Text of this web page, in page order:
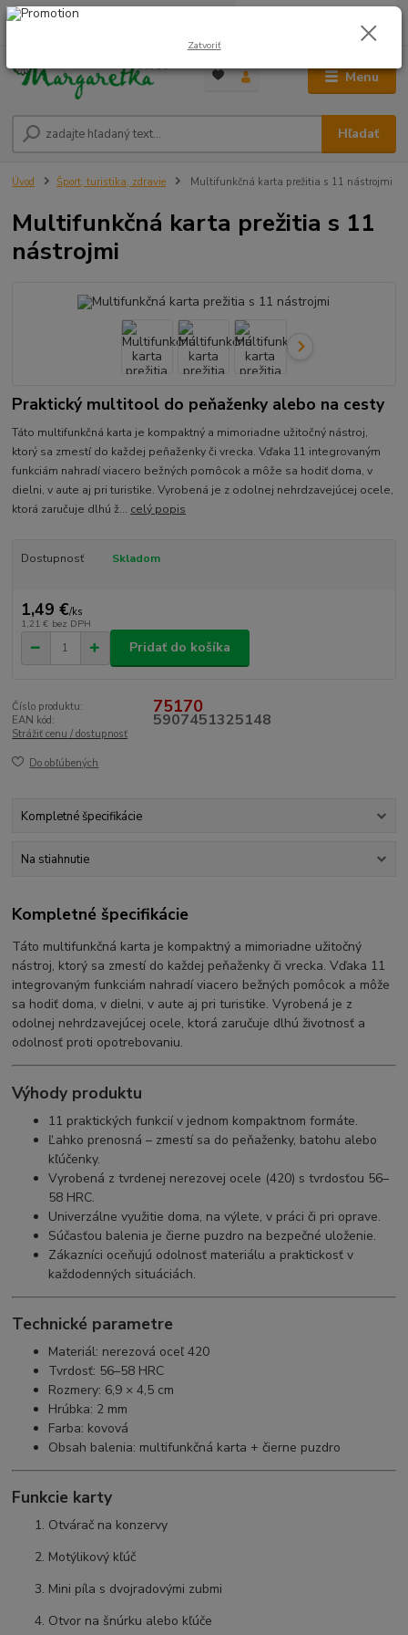
Menu
Hľadať
0948 236 042
0,00 €
Úvod Šport, turistika, zdravie Multifunkčná karta prežitia s 11 nástrojmi
Multifunkčná karta prežitia s 11
nástrojmi
Praktický multitool do peňaženky alebo na cesty
Táto multifunkčná karta je kompaktný a mimoriadne užitočný nástroj,
ktorý sa zmestí do každej peňaženky či vrecka. Vďaka 11 integrovaným
funkciám nahradí viacero bežných pomôcok a môže sa hodiť doma, v
dielni, v aute aj pri turistike. Vyrobená je z odolnej nehrdzavejúcej ocele,
ktorá zaručuje dlhú ž... celý popis
Dostupnosť Skladom
1,49 €/ks
1,21 € bez DPH
Pridať do košíka
Číslo produktu: 75170
EAN kód: 5907451325148
Strážiť cenu / dostupnosť
Do obľúbených
Kompletné špecifikácie
Na stiahnutie
Kompletné špecifikácie
Táto multifunkčná karta je kompaktný a mimoriadne užitočný
nástroj, ktorý sa zmestí do každej peňaženky či vrecka. Vďaka 11
integrovaným funkciám nahradí viacero bežných pomôcok a môže
sa hodiť doma, v dielni, v aute aj pri turistike. Vyrobená je z
odolnej nehrdzavejúcej ocele, ktorá zaručuje dlhú životnosť a
odolnosť proti opotrebovaniu.
Výhody produktu
11 praktických funkcií v jednom kompaktnom formáte.
Ľahko prenosná – zmestí sa do peňaženky, batohu alebo
kľúčenky.
Vyrobená z tvrdenej nerezovej ocele (420) s tvrdosťou 56–
58 HRC.
Univerzálne využitie doma, na výlete, v práci či pri oprave.
Súčasťou balenia je čierne puzdro na bezpečné uloženie.
Zákazníci oceňujú odolnosť materiálu a praktickosť v
každodenných situáciách.
Technické parametre
Materiál: nerezová oceľ 420
Tvrdosť: 56–58 HRC
Rozmery: 6,9 × 4,5 cm
Hrúbka: 2 mm
Farba: kovová
Obsah balenia: multifunkčná karta + čierne puzdro
Funkcie karty
Otvárač na konzervy
Motýlikový kľúč
Mini píla s dvojradovými zubmi
Otvor na šnúrku alebo kľúče
Zatvoriť